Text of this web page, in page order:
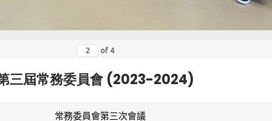
of 4
三屆常務委員會 (2023-2024)
常務委員會第三次會議